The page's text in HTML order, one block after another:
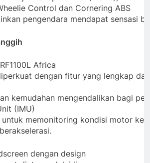
Control dan Cornering ABS
pengendara mendapat sensasi
Africa
dengan fitur yang lengkap
kemudahan mengendalikan bagi
(IMU)
memonitoring kondisi motor
dengan design